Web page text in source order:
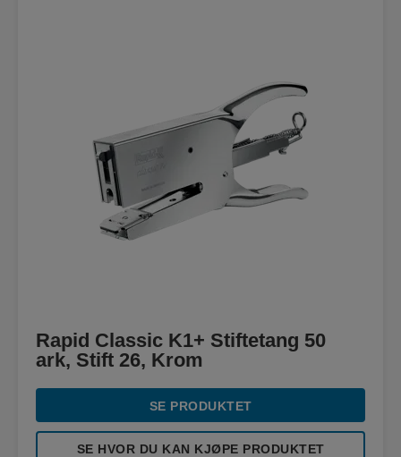
Rapid Classic K1+ Stiftetang 50
ark, Stift 26, Krom
SE PRODUKTET
SE HVOR DU KAN KJØPE PRODUKTET